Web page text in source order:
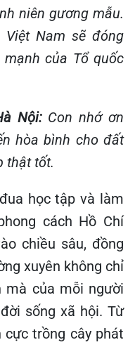
niên gương mẫu.
Nam sẽ đóng
của Tổ quốc
Nội: Con nhớ ơn
hòa bình cho đất
thật tốt.
học tập và làm
cách Hồ Chí
chiều sâu, đồng
xuyên không chỉ
mà của mỗi người
sống xã hội. Từ
trồng cây phát